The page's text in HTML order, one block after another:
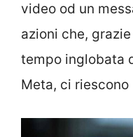
video od un
azioni che,
tempo inglobata
Meta, ci